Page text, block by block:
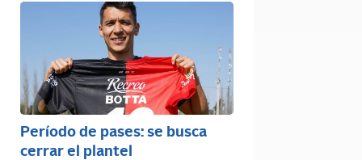
Período de pases: se busca
cerrar el plantel